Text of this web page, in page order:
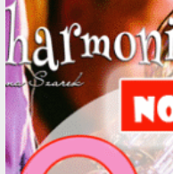
produktów
Go To Shop
25
paź